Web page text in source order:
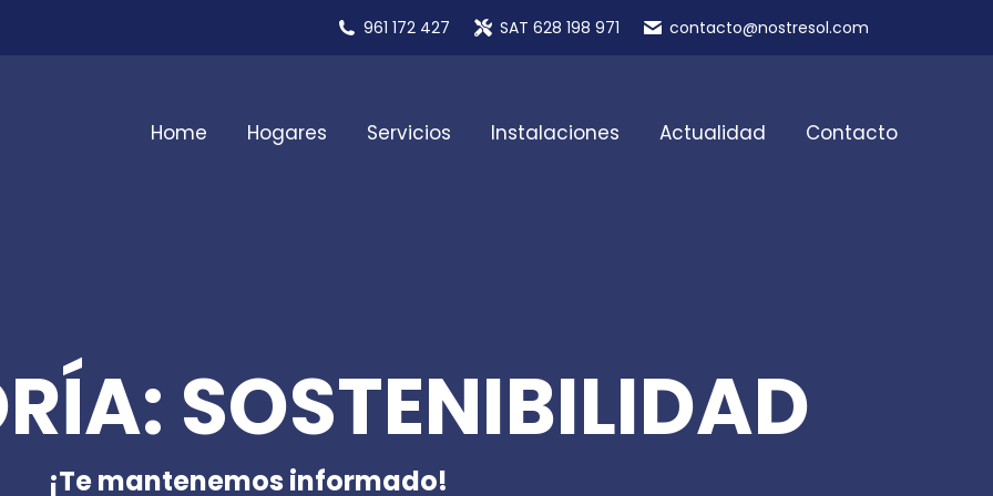
961 172 427 SAT 628 198 971 contacto@nostresol.com
Home Hogares Servicios Instalaciones Actualidad Contacto
SOSTENIBILIDAD
¡Te mantenemos informado!